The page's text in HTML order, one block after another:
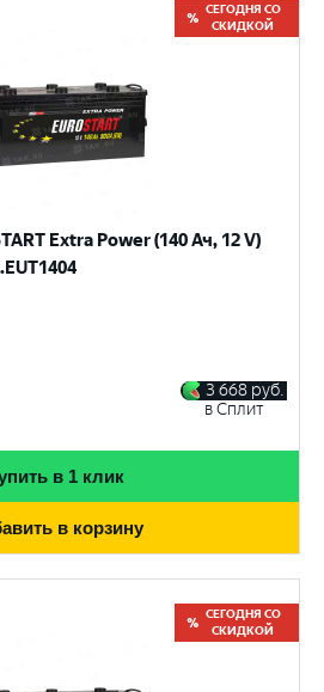
СЕГОДНЯ СО
СКИДКОЙ
Extra Power (140 Ач, 12 V)
3 668 руб.
в Сплит
в 1 клик
в корзину
СЕГОДНЯ СО
СКИДКОЙ